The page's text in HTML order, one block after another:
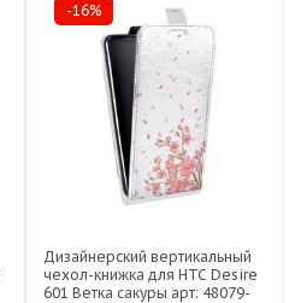
-16%
Дизайнерский вертикальный
чехол-книжка для HTC Desire
601 Ветка сакуры арт: 48079-